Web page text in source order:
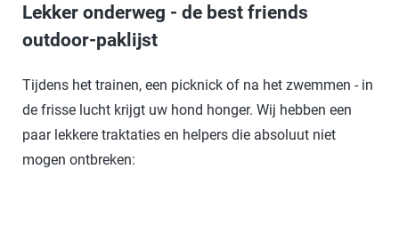
Lekker onderweg - de best friends
outdoor-paklijst
Tijdens het trainen, een picknick of na het zwemmen - in
de frisse lucht krijgt uw hond honger. Wij hebben een
paar lekkere traktaties en helpers die absoluut niet
mogen ontbreken: